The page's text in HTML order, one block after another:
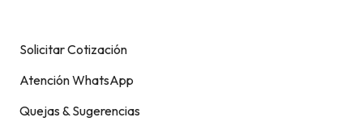
Solicitar Cotización
Atención WhatsApp
Quejas & Sugerencias